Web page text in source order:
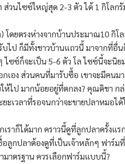
วนไซซ์ใหญ่สุด 2-3 ตัว ได้ 1 กิโล
ยตรงห่างจากบ้านประมาณ10 กิ
บไป ก็มีทั้งชาวบ้านแถวนี้ มาจากที่
ซ์ก็จะเป็น 5-6 ตัว โล ไซซ์นี้จะนิยม
ง ส่วนคนที่มารับซื้อ เขาจะมีคนม
ให้ไป มากน้อยอยู่ที่ตกลง? คุณดิชา กล่
ะเวลาที่รอจนกว่าจะขายปลาหมอ
าก็ได้มาก คราวนี้ดูที่ลูกปลาครั้งแร
กปลาต้องดูที่เป็นเจ้าหลักๆ ฟาร์มที่
าตรฐาน ควรเลือกฟาร์มแบบนี้?